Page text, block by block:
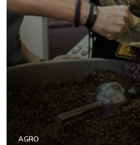
AGRO